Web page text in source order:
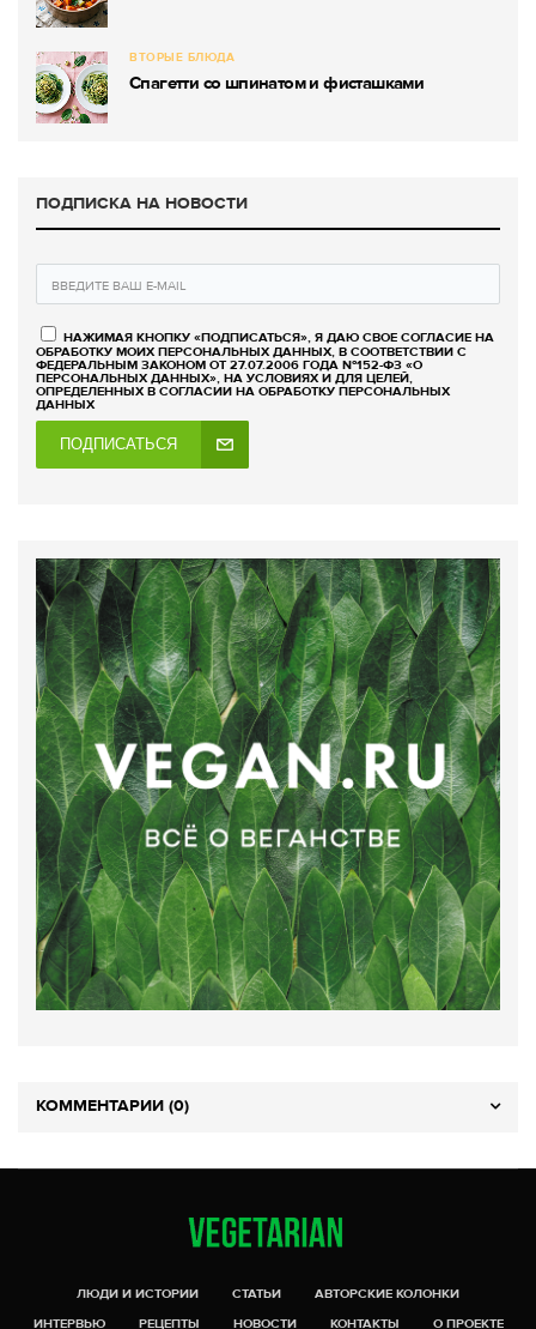
ВТОРЫЕ БЛЮДА
Спагетти со шпинатом и фисташками
ПОДПИСКА НА НОВОСТИ
НАЖИМАЯ КНОПКУ «ПОДПИСАТЬСЯ», Я ДАЮ СВОЕ СОГЛАСИЕ НА
ОБРАБОТКУ МОИХ ПЕРСОНАЛЬНЫХ ДАННЫХ, В СООТВЕТСТВИИ С
ФЕДЕРАЛЬНЫМ ЗАКОНОМ ОТ 27.07.2006 ГОДА №152-ФЗ «О
ПЕРСОНАЛЬНЫХ ДАННЫХ», НА УСЛОВИЯХ И ДЛЯ ЦЕЛЕЙ,
ОПРЕДЕЛЕННЫХ В СОГЛАСИИ НА ОБРАБОТКУ ПЕРСОНАЛЬНЫХ
ДАННЫХ
ПОДПИСАТЬСЯ
КОММЕНТАРИИ (0)
ЛЮДИ И ИСТОРИИ СТАТЬИ
АВТОРСКИЕ КОЛОНКИ
ИНТЕРВЬЮ
РЕЦЕПТЫ НОВОСТИ КОНТАКТЫ О ПРОЕКТЕ